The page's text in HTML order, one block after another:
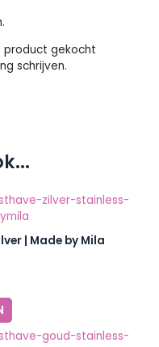
product gekocht
schrijven.
| Made by Mila